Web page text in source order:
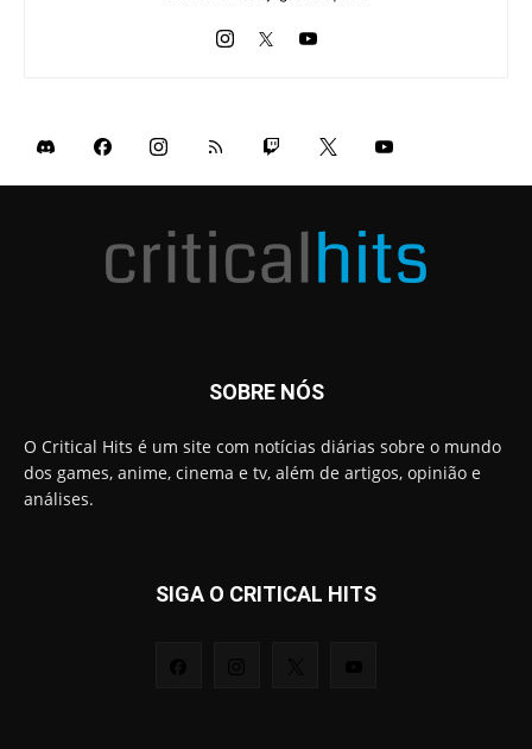
SOBRE NÓS
O Critical Hits é um site com notícias diárias sobre o mundo
dos games, anime, cinema e tv, além de artigos, opinião e
análises.
SIGA O CRITICAL HITS